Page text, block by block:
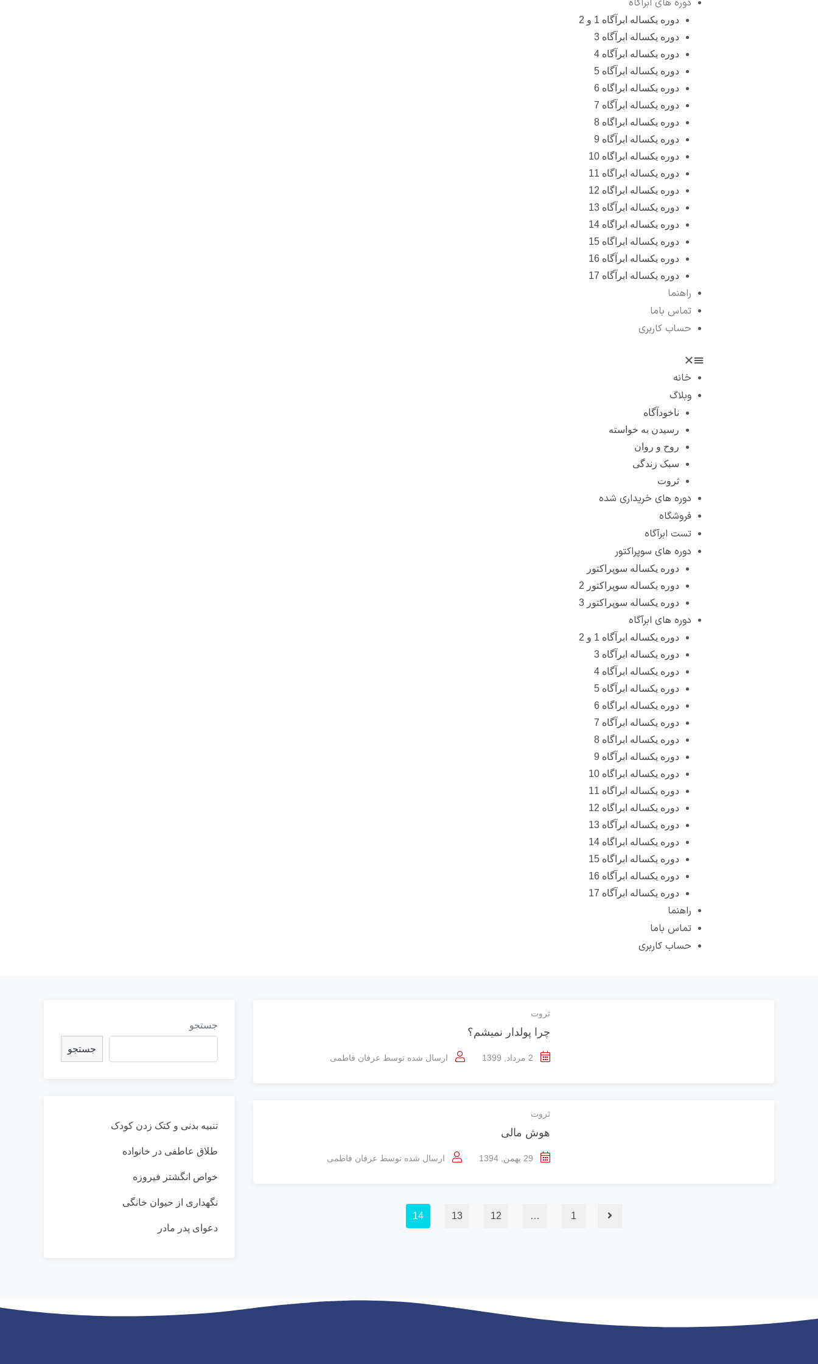
دوره های ابرآگاه
دوره یکساله ابرآگاه 1 و 2
دوره یکساله ابرآگاه 3
دوره یکساله ابرآگاه 4
دوره یکساله ابرآگاه 5
دوره یکساله ابراگاه 6
دوره یکساله ابرآگاه 7
دوره یکساله ابراگاه 8
دوره یکساله ابرآگاه 9
دوره یکساله ابراگاه 10
دوره یکساله ابراگاه 11
دوره یکساله ابراگاه 12
دوره یکساله ابرآگاه 13
دوره یکساله ابراگاه 14
دوره یکساله ابراگاه 15
دوره یکساله ابرآگاه 16
دوره یکساله ابرآگاه 17
راهنما
تماس باما
حساب کاربری
خانه
وبلاگ
ناخودآگاه
رسیدن به خواسته
روح و روان
سبک زندگی
ثروت
دوره های خریداری شده
فروشگاه
تست ابرآگاه
دوره های سوپراکتور
دوره یکساله سوپراکتور
دوره یکساله سوپراکتور 2
دوره یکساله سوپراکتور 3
دوره های ابرآگاه
دوره یکساله ابرآگاه 1 و 2
دوره یکساله ابرآگاه 3
دوره یکساله ابرآگاه 4
دوره یکساله ابرآگاه 5
دوره یکساله ابراگاه 6
دوره یکساله ابرآگاه 7
دوره یکساله ابراگاه 8
دوره یکساله ابرآگاه 9
دوره یکساله ابراگاه 10
دوره یکساله ابراگاه 11
دوره یکساله ابراگاه 12
دوره یکساله ابرآگاه 13
دوره یکساله ابراگاه 14
دوره یکساله ابراگاه 15
دوره یکساله ابرآگاه 16
دوره یکساله ابرآگاه 17
راهنما
تماس باما
حساب کاربری
ثروت
چرا پولدار نمیشم؟
2 مرداد, 1399 ارسال شده توسط عرفان فاطمی
ثروت
هوش مالی
29 بهمن, 1394 ارسال شده توسط عرفان فاطمی
1
…
12
13
14
جستجو
جستجو
تنبیه بدنی و کتک زدن کودک
طلاق عاطفی در خانواده
خواص انگشتر فیروزه
نگهداری از حیوان خانگی
دعوای پدر مادر